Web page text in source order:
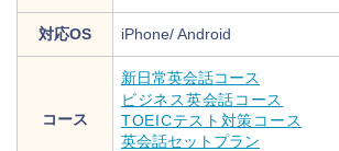
対応OS iPhone/ Android
コース
新日常英会話コース
ビジネス英会話コース
TOEICテスト対策コース
英会話セットプラン